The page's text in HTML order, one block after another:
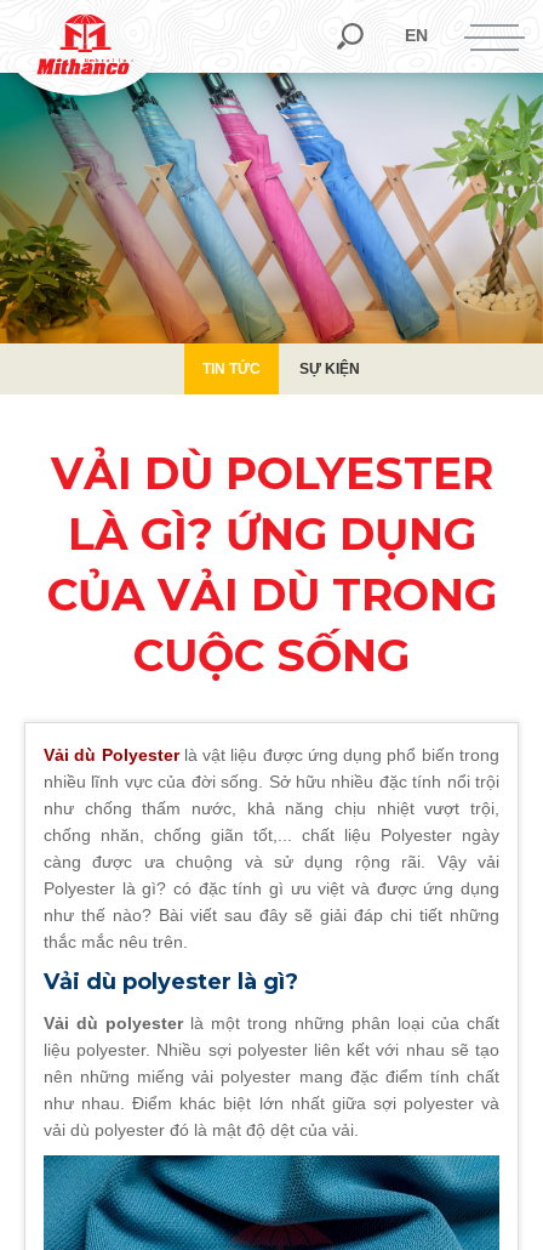
EN
SỰ KIỆN
TIN TỨC SỰ KIỆN
VẢI DÙ POLYESTER
LÀ GÌ? ỨNG DỤNG
CỦA VẢI DÙ TRONG
CUỘC SỐNG
Vải dù Polyesterlà vật liệu được ứng dụng phổ biến trong
nhiều lĩnh vực của đời sống. Sở hữu nhiều đặc tính nổi trội
như chống thấm nước, khả năng chịu nhiệt vượt trội,
chống nhăn, chống giãn tốt,... chất liệu Polyester ngày
càng được ưa chuộng và sử dụng rộng rãi. Vậy vải
Polyester là gì? có đặc tính gì ưu việt và được ứng dụng
như thế nào? Bài viết sau đây sẽ giải đáp chi tiết những
thắc mắc nêu trên.
Vải dù polyester là gì?
Vải dù polyesterlà một trong những phân loại của chất
liệu polyester. Nhiều sợi polyester liên kết với nhau sẽ tạo
nên những miếng vải polyester mang đặc điểm tính chất
như nhau. Điểm khác biệt lớn nhất giữa sợi polyester và
vải dù polyester đó là mật độ dệt của vải.